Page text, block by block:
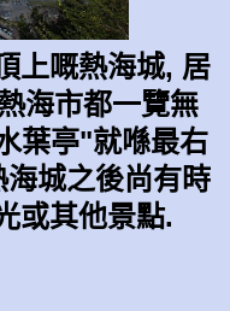
上嘅熱海城, 居
海市都一覽無
葉亭"就喺最右
城之後尚有時
或其他景點.